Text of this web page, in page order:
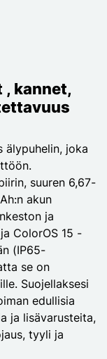
, kannet,
älypuhelin, joka
suuren 6,67-
akun
ja
ColorOS 15 -
(IP65-
se on
Suojellaksesi
edullisia
ja lisävarusteita,
tyyli ja